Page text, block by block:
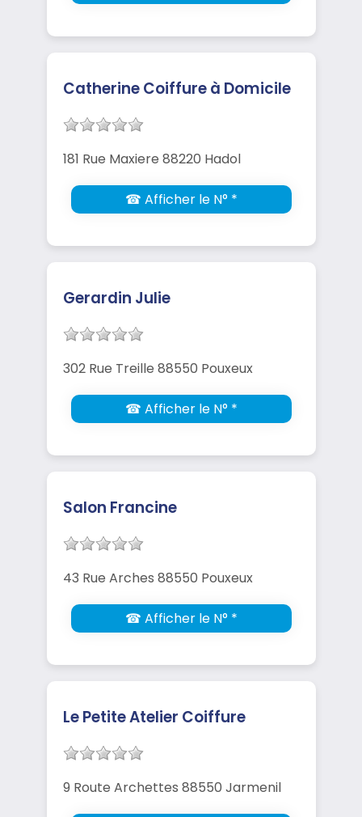
Catherine Coiffure à Domicile
181 Rue Maxiere 88220 Hadol
☎ Afficher le N° *
Gerardin Julie
302 Rue Treille 88550 Pouxeux
☎ Afficher le N° *
Salon Francine
43 Rue Arches 88550 Pouxeux
☎ Afficher le N° *
Le Petite Atelier Coiffure
9 Route Archettes 88550 Jarmenil